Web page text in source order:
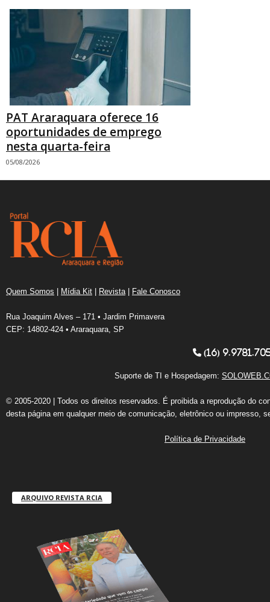
PAT Araraquara oferece 16
oportunidades de emprego
nesta quarta-feira
05/08/2026
Quem Somos Mídia Kit Revista| Fale Conosco
Rua Joaquim Alves – 171 • Jardim Primavera
CEP: 14802-424 • Araraquara, SP
(16)
Suporte de TI e Hospedagem:
© 2005-2020 | Todos os direitos reservados. É proibida a reprodução do
desta página em qualquer meio de comunicação, eletrônico ou impresso,
Política de Privacidade
ARQUIVO REVISTA RCIA